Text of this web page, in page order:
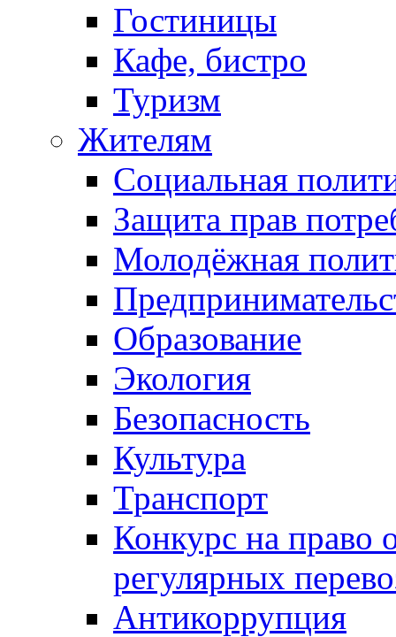
Гостиницы
Кафе, бистро
Туризм
Жителям
Социальная
Защита прав
Молодёжная
Образование
Экология
Безопасность
Культура
Транспорт
Конкурс на право
регулярных
Антикоррупция